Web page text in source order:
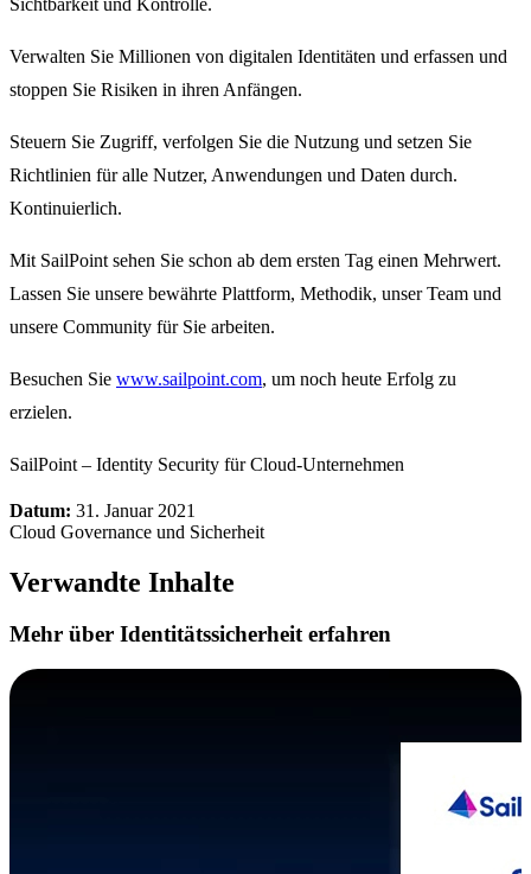
Sichtbarkeit und Kontrolle.
Verwalten Sie Millionen von digitalen Identitäten und erfassen und
stoppen Sie Risiken in ihren Anfängen.
Steuern Sie Zugriff, verfolgen Sie die Nutzung und setzen Sie
Richtlinien für alle Nutzer, Anwendungen und Daten durch.
Kontinuierlich.
Mit SailPoint sehen Sie schon ab dem ersten Tag einen Mehrwert.
Lassen Sie unsere bewährte Plattform, Methodik, unser Team und
unsere Community für Sie arbeiten.
Besuchen Sie www.sailpoint.com, um noch heute Erfolg zu
erzielen.
SailPoint – Identity Security für Cloud-Unternehmen
Datum: 31. Januar 2021
Cloud Governance und Sicherheit
Verwandte Inhalte
Mehr über Identitätssicherheit erfahren